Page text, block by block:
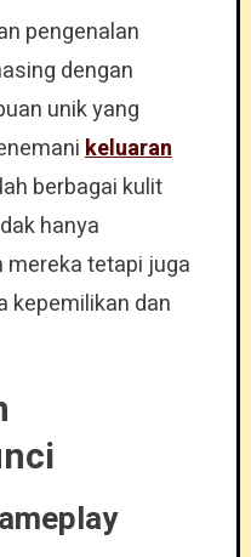
pengenalan
dengan
unik yang
keluaran
berbagai kulit
hanya
tetapi juga
kepemilikan dan